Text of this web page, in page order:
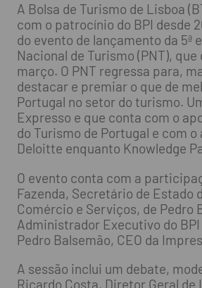
A Bolsa de Turismo de Lisboa
com o patrocínio do BPI desde
do evento de lançamento da 5ª
Nacional de Turismo (PNT),
março. O PNT regressa para,
destacar e premiar o que de
Portugal no setor do turismo.
Expresso e que conta com o
do Turismo de Portugal e com
Deloitte enquanto Knowledge
O evento conta com a
Fazenda, Secretário de Estado
Comércio e Serviços, de Pedro
Administrador Executivo do
Pedro Balsemão, CEO da
A sessão inclui um debate,
Ricardo Costa, Diretor Geral de